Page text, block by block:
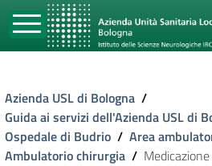
Azienda USL di Bologna /
Guida ai servizi dell'Azienda USL di
Ospedale di Budrio / Area
Ambulatorio chirurgia / Medicazione